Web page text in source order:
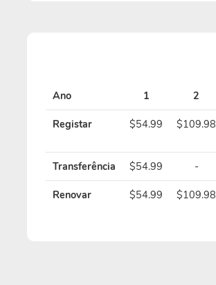
Ano 1 2
Registar $54.99 $109.98
Transferência $54.99 -
Renovar $54.99 $109.98